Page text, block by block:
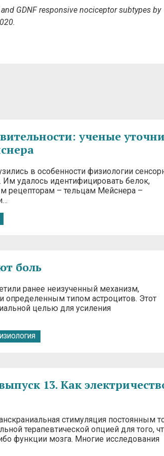
GDNF responsive nociceptor subtypes by
.
ученые
в особенности физиологии
Им удалось идентифицировать белок,
рецепторам – тельцам Мейснера –
боль
ранее неизученный механизм,
определенным типом астроцитов. Этот
целью для усиления
13. Как
стимуляция постоянным
терапевтической опцией для того,
функции мозга. Многие исследования